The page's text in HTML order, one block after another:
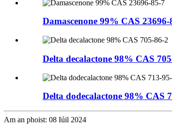
Damascenone 99% CAS 23696-
Delta decalactone 98% CAS
Delta dodecalactone 98% CAS
Am an phoist: 08 Iúil 2024